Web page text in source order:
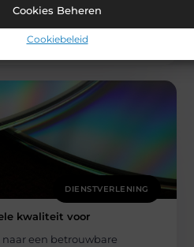
Cookies Beheren
Cookiebeleid
overspel of discussies over
DIENSTVERLENING
kwaliteit voor
een betrouwbare